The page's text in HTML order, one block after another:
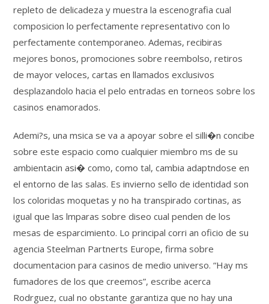
repleto de delicadeza y muestra la escenografia cual
composicion lo perfectamente representativo con lo
perfectamente contemporaneo. Ademas, recibiras
mejores bonos, promociones sobre reembolso, retiros
de mayor veloces, cartas en llamados exclusivos
desplazandolo hacia el pelo entradas en torneos sobre los
casinos enamorados.
Ademi?s, una msica se va a apoyar sobre el silli�n concibe
sobre este espacio como cualquier miembro ms de su
ambientacin asi� como, como tal, cambia adaptndose en
el entorno de las salas. Es invierno sello de identidad son
los coloridas moquetas y no ha transpirado cortinas, as
igual que las lmparas sobre diseo cual penden de los
mesas de esparcimiento. Lo principal corri an oficio de su
agencia Steelman Partnerts Europe, firma sobre
documentacion para casinos de medio universo. “Hay ms
fumadores de los que creemos”, escribe acerca
Rodrguez, cual no obstante garantiza que no hay una